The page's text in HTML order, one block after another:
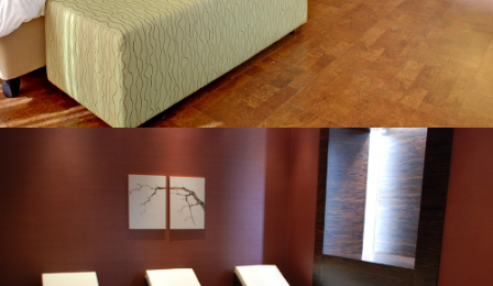
Kontakt
Impressum